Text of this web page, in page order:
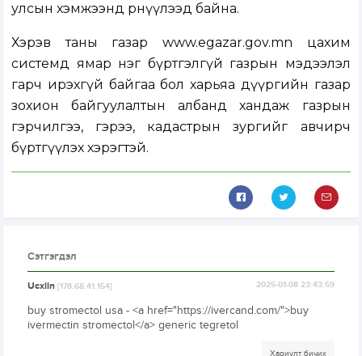
улсын хэмжээнд өрнүүлээд байна.
Хэрэв таны газар www.egazar.gov.mn цахим
системд ямар нэг бүртгэлгүй газрын мэдээлэл
гарч ирэхгүй байгаа бол харьяа дүүргийн газар
зохион байгуулалтын албанд хандаж газрын
гэрчилгээ, гэрээ, кадастрын зургийг авчирч
бүртгүүлэх хэрэгтэй.
Сэтгэгдэл
Ucxiln[178.68.41.154] 2025-01-08 23:43:59
buy stromectol usa - <a href="https://ivercand.com/">buy
ivermectin stromectol</a> generic tegretol
Хариулт бичих